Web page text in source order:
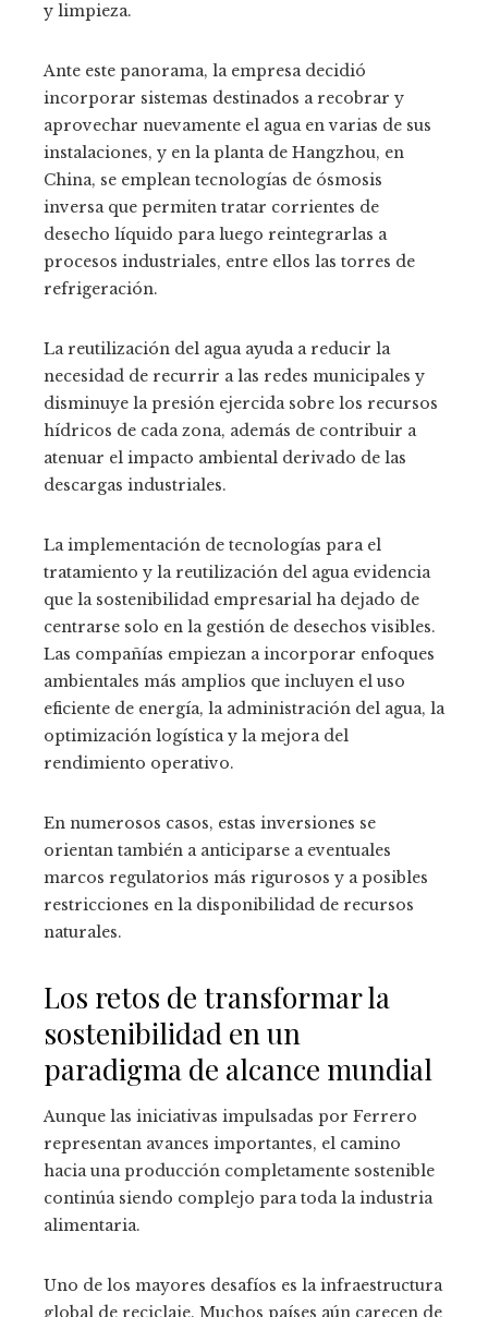
y limpieza.
Ante este panorama, la empresa decidió
incorporar sistemas destinados a recobrar y
aprovechar nuevamente el agua en varias de sus
instalaciones, y en la planta de Hangzhou, en
China, se emplean tecnologías de ósmosis
inversa que permiten tratar corrientes de
desecho líquido para luego reintegrarlas a
procesos industriales, entre ellos las torres de
refrigeración.
La reutilización del agua ayuda a reducir la
necesidad de recurrir a las redes municipales y
disminuye la presión ejercida sobre los recursos
hídricos de cada zona, además de contribuir a
atenuar el impacto ambiental derivado de las
descargas industriales.
La implementación de tecnologías para el
tratamiento y la reutilización del agua evidencia
que la sostenibilidad empresarial ha dejado de
centrarse solo en la gestión de desechos visibles.
Las compañías empiezan a incorporar enfoques
ambientales más amplios que incluyen el uso
eficiente de energía, la administración del agua, la
optimización logística y la mejora del
rendimiento operativo.
En numerosos casos, estas inversiones se
orientan también a anticiparse a eventuales
marcos regulatorios más rigurosos y a posibles
restricciones en la disponibilidad de recursos
naturales.
Los retos de transformar la
sostenibilidad en un
paradigma de alcance mundial
Aunque las iniciativas impulsadas por Ferrero
representan avances importantes, el camino
hacia una producción completamente sostenible
continúa siendo complejo para toda la industria
alimentaria.
Uno de los mayores desafíos es la infraestructura